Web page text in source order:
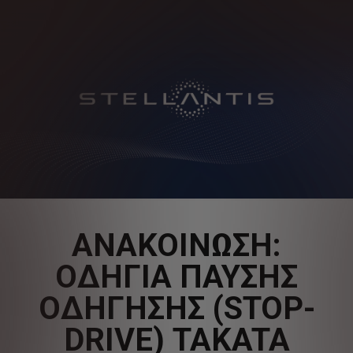
ΑΝΑΚΟΙΝΩΣΗ:
ΟΔΗΓΙΑ ΠΑΥΣΗΣ
ΟΔΗΓΗΣΗΣ (STOP-
DRIVE) TAKATA